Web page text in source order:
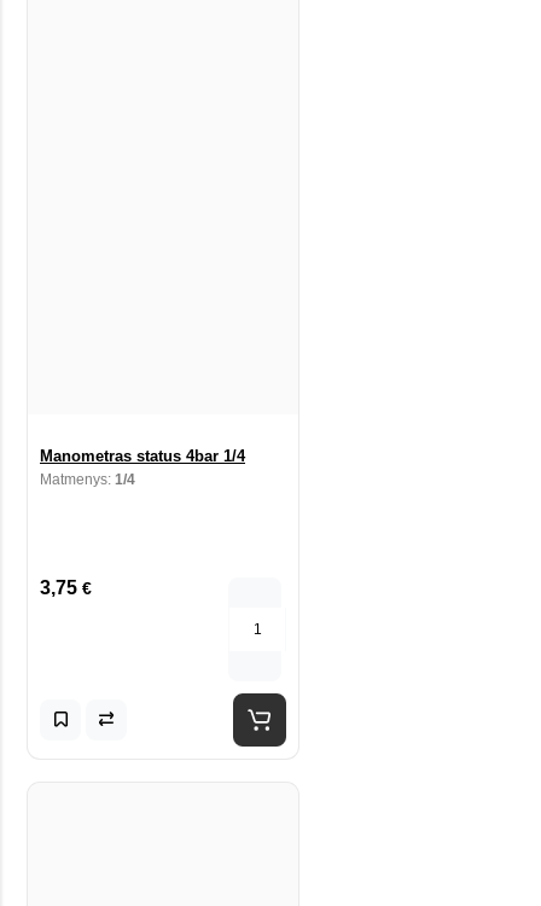
Manometras status 4bar 1/4
Matmenys: 1/4
3,75 €